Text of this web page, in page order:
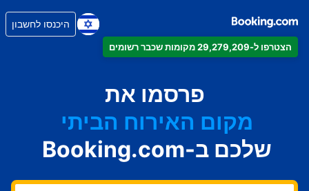
הצטרפו ל-29,279,209 מקומות שכבר רשומים
היכנסו לחשבון
פרסמו את
הדירה
המלון
מקום האירוח הביתי
בית ההארחה
ה-B&B
שלכם ב-Booking.com